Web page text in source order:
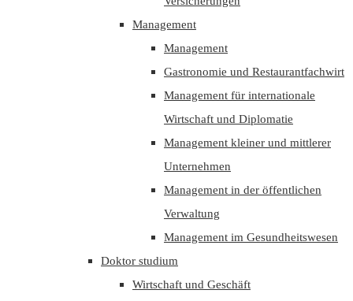
Management
Management
Gastronomie und Restaurantfachwirt
Management für internationale
Wirtschaft und Diplomatie
Management kleiner und mittlerer
Unternehmen
Management in der öffentlichen
Verwaltung
Management im Gesundheitswesen
Doktor studium
Wirtschaft und Geschäft